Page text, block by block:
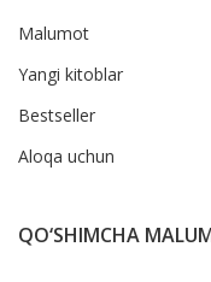
Malumot
Yangi kitoblar
Bestseller
Aloqa uchun
QO‘SHIMCHA